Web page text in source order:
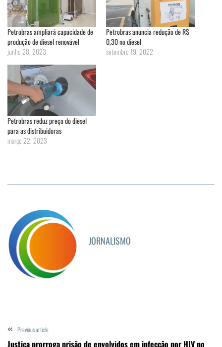
Petrobras ampliará capacidade de
produção de diesel renovável
junho 28, 2023
Petrobras anuncia redução de R$
0,30 no diesel
setembro 19, 2022
Petrobras reduz preço do diesel
para as distribuidoras
março 22, 2023
JORNALISMO
Previous article
Justiça prorroga prisão de envolvidos em infecção por HIV no